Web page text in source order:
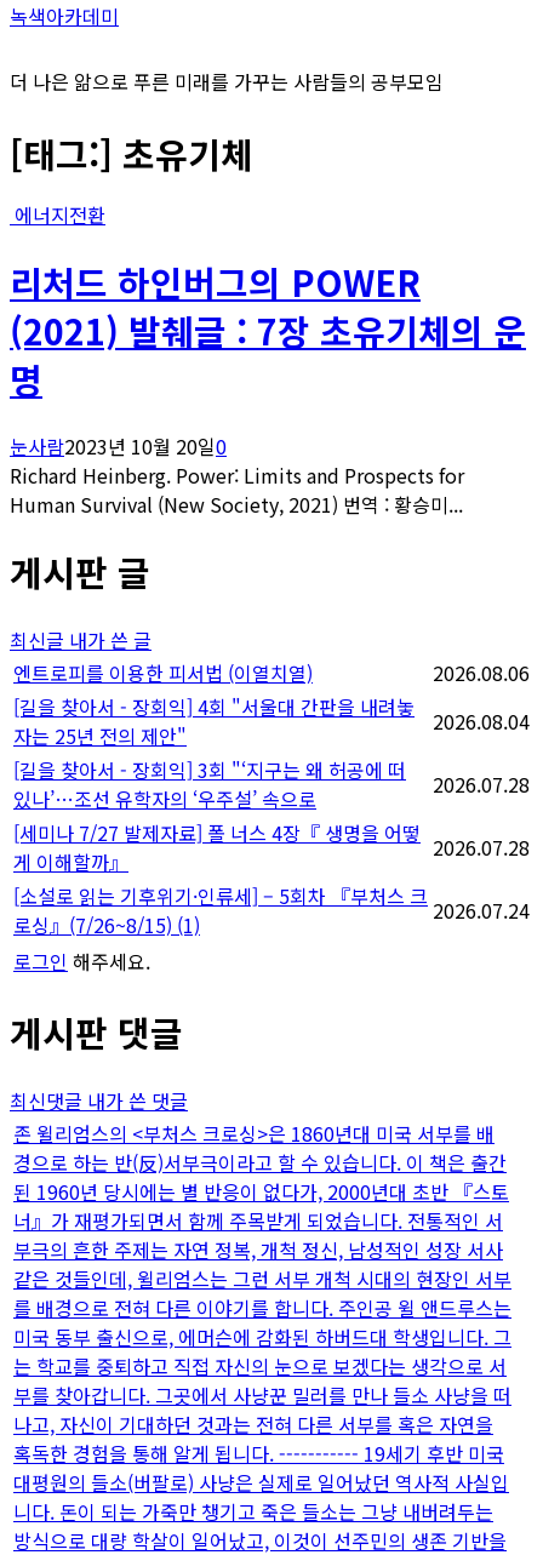
녹색아카데미
더 나은 앎으로 푸른 미래를 가꾸는 사람들의 공부모임
[태그:] 초유기체
에너지전환
리처드 하인버그의 POWER
(2021) 발췌글 : 7장 초유기체의 운
명
눈사람2023년 10월 20일0
Richard Heinberg. Power: Limits and Prospects for
Human Survival (New Society, 2021) 번역 : 황승미...
게시판 글
최신글 내가 쓴 글
엔트로피를 이용한 피서법 (이열치열)
2026.08.06
[길을 찾아서 - 장회익] 4회 "서울대 간판을 내려놓
자는 25년 전의 제안"
2026.08.04
[길을 찾아서 - 장회익] 3회 "‘지구는 왜 허공에 떠
있나’…조선 유학자의 ‘우주설’ 속으로
2026.07.28
[세미나 7/27 발제자료] 폴 너스 4장『 생명을 어떻
게 이해할까』
2026.07.28
[소설로 읽는 기후위기·인류세] – 5회차 『부처스 크
로싱』(7/26~8/15) (1)
2026.07.24
로그인 해주세요.
게시판 댓글
최신댓글 내가 쓴 댓글
존 윌리엄스의 <부처스 크로싱>은 1860년대 미국 서부를 배
경으로 하는 반(反)서부극이라고 할 수 있습니다. 이 책은 출간
된 1960년 당시에는 별 반응이 없다가, 2000년대 초반 『스토
너』가 재평가되면서 함께 주목받게 되었습니다. 전통적인 서
부극의 흔한 주제는 자연 정복, 개척 정신, 남성적인 성장 서사
같은 것들인데, 윌리엄스는 그런 서부 개척 시대의 현장인 서부
를 배경으로 전혀 다른 이야기를 합니다. 주인공 윌 앤드루스는
미국 동부 출신으로, 에머슨에 감화된 하버드대 학생입니다. 그
는 학교를 중퇴하고 직접 자신의 눈으로 보겠다는 생각으로 서
부를 찾아갑니다. 그곳에서 사냥꾼 밀러를 만나 들소 사냥을 떠
나고, 자신이 기대하던 것과는 전혀 다른 서부를 혹은 자연을
혹독한 경험을 통해 알게 됩니다. ----------- 19세기 후반 미국
대평원의 들소(버팔로) 사냥은 실제로 일어났던 역사적 사실입
니다. 돈이 되는 가죽만 챙기고 죽은 들소는 그냥 내버려두는
방식으로 대량 학살이 일어났고, 이것이 선주민의 생존 기반을